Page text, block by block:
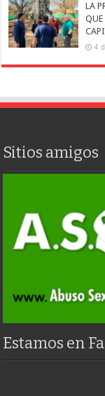
LA
QUE
4
Sitios amigos
Estamos en